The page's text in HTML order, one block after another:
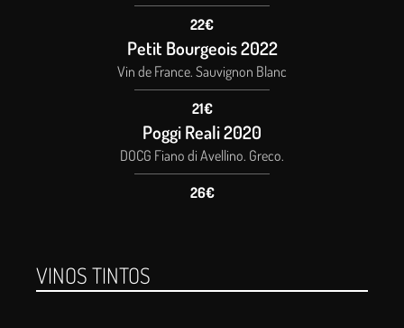
22€
Petit Bourgeois 2022
Vin de France. Sauvignon Blanc
21€
Poggi Reali 2020
DOCG Fiano di Avellino. Greco.
26€
VINOS TINTOS